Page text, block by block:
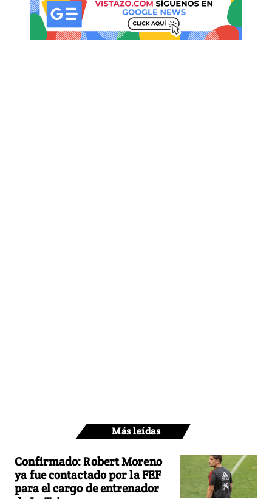
Más leídas
Confirmado: Robert Moreno
ya fue contactado por la FEF
para el cargo de entrenador